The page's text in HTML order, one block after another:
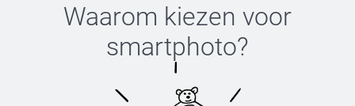
Waarom kiezen voor
smartphoto?